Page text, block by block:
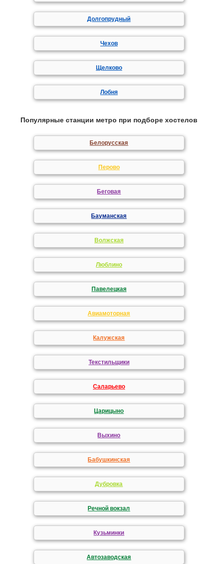
Долгопрудный
Чехов
Щелково
Лобня
Популярные станции метро при подборе хостелов
Белорусская
Перово
Беговая
Бауманская
Волжская
Люблино
Павелецкая
Авиамоторная
Калужская
Текстильщики
Саларьево
Царицыно
Выхино
Бабушкинская
Дубровка
Речной вокзал
Кузьминки
Автозаводская